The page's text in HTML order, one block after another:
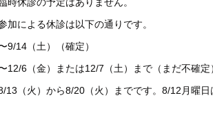
加による休診は以下の通りです。
9/14（土）（確定）
12/6（金）または12/7（土）まで（まだ不確定
13（火）から8/20（火）までです。8/12月曜日